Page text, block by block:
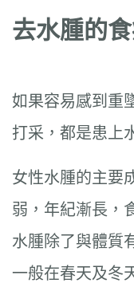
去水腫的
如果容易感到重
打采，都是患上
女性水腫的主要
弱，年紀漸長，
水腫除了與體質
一般在春天及冬